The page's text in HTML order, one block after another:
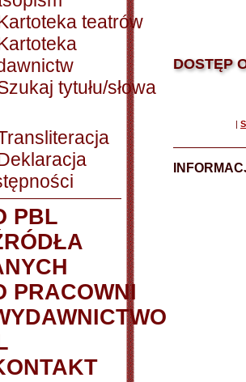
teatrów
tytułu/słowa
PBL
PRACOWNI
DOSTĘP
|